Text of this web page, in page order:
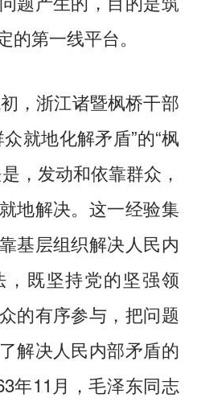
第一线平台。
浙江诸暨枫桥干部
就地化解矛盾”的“枫
，发动和依靠群众，
地解决。这一经验集
基层组织解决人民内
既坚持党的坚强领
的有序参与，把问题
解决人民内部矛盾的
年11月，毛泽东同志